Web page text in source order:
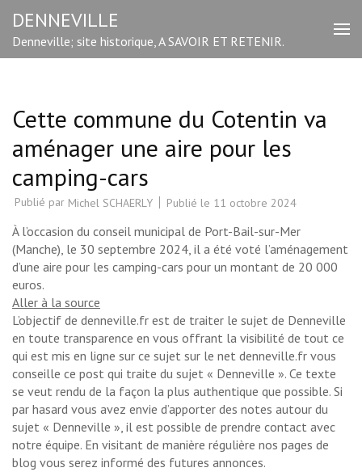
contenu
(Pressez
DENNEVILLE
Denneville; site historique, A SAVOIR ET RETENIR.
Cette commune du Cotentin va
aménager une aire pour les
camping-cars
Publié par Michel SCHAERLY Publié le 11 octobre 2024
À l’occasion du conseil municipal de Port-Bail-sur-Mer
(Manche), le 30 septembre 2024, il a été voté l’aménagement
d’une aire pour les camping-cars pour un montant de 20 000
euros.
Aller à la source
L’objectif de denneville.fr est de traiter le sujet de Denneville
en toute transparence en vous offrant la visibilité de tout ce
qui est mis en ligne sur ce sujet sur le net denneville.fr vous
conseille ce post qui traite du sujet « Denneville ». Ce texte
se veut rendu de la façon la plus authentique que possible. Si
par hasard vous avez envie d’apporter des notes autour du
sujet « Denneville », il est possible de prendre contact avec
notre équipe. En visitant de manière régulière nos pages de
blog vous serez informé des futures annonces.